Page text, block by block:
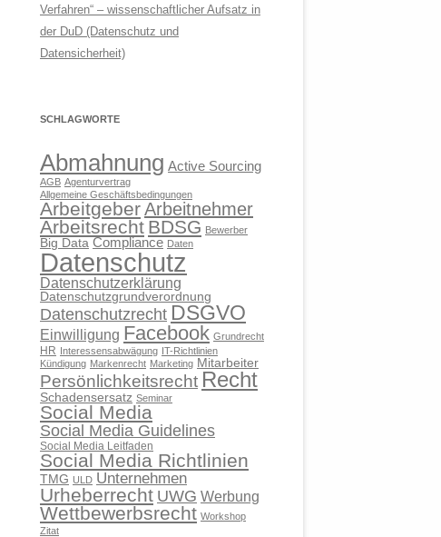
Verfahren“ – wissenschaftlicher Aufsatz in
der DuD (Datenschutz und
Datensicherheit)
SCHLAGWORTE
Abmahnung Active Sourcing
AGB Agenturvertrag
Allgemeine Geschäftsbedingungen
ArbeitgeberArbeitnehmer
Arbeitsrecht BDSG Bewerber
Big Data Compliance Daten
Datenschutz
Datenschutzerklärung
Datenschutzgrundverordnung
Datenschutzrecht DSGVO
Einwilligung Facebook Grundrecht
HR Interessensabwägung IT-Richtlinien
Kündigung Markenrecht Marketing Mitarbeiter
Persönlichkeitsrecht Recht
Schadensersatz Seminar
Social Media
Social Media Guidelines
Social Media Leitfaden
Social Media Richtlinien
TMG ULD Unternehmen
Urheberrecht UWG Werbung
Wettbewerbsrecht Workshop
Zitat